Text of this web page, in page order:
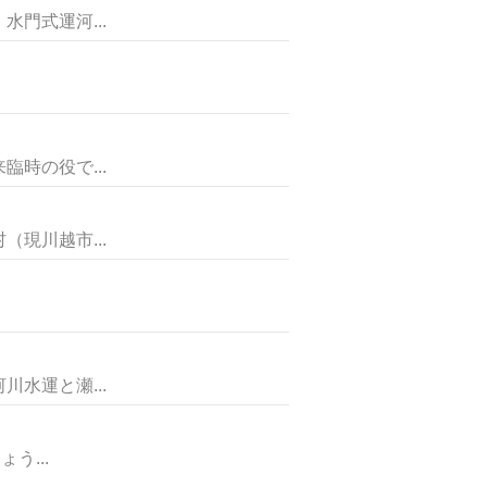
門式運河...
時の役で...
現川越市...
水運と瀬...
う...